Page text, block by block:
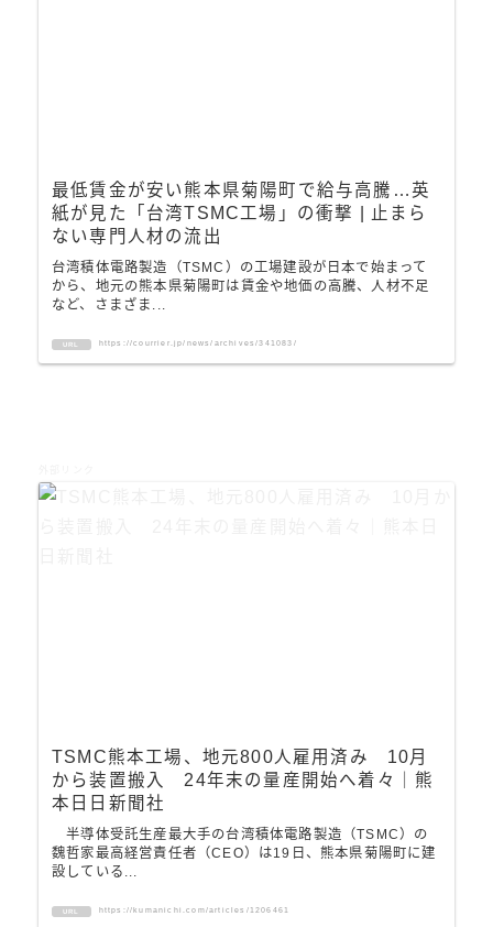
最低賃金が安い熊本県菊陽町で給与高騰…英
紙が見た「台湾TSMC工場」の衝撃 | 止まら
ない専門人材の流出
台湾積体電路製造（TSMC）の工場建設が日本で始まって
から、地元の熊本県菊陽町は賃金や地価の高騰、人材不足
など、さまざま...
URL https://courrier.jp/news/archives/341083/
TSMC熊本工場、地元800人雇用済み 10月
から装置搬入 24年末の量産開始へ着々｜熊
本日日新聞社
半導体受託生産最大手の台湾積体電路製造（TSMC）の
魏哲家最高経営責任者（CEO）は19日、熊本県菊陽町に建
設している...
URL https://kumanichi.com/articles/1206461